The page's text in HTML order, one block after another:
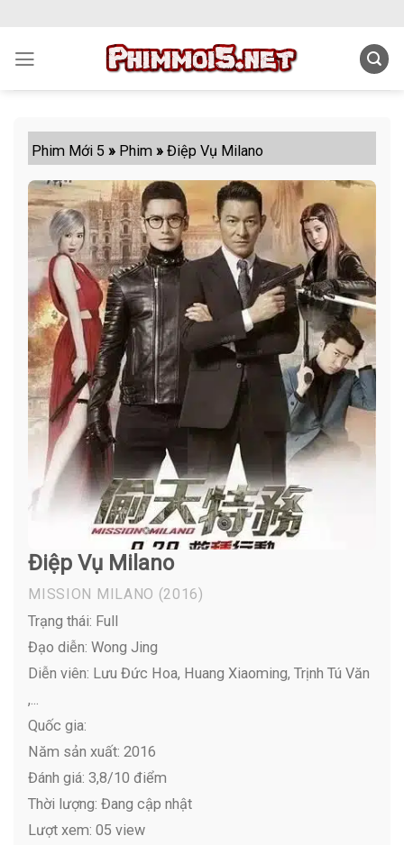
content
Phim Mới 5 » Phim »Điệp Vụ Milano
Điệp Vụ Milano
MISSION MILANO (2016)
Trạng thái: Full
Đạo diễn: Wong Jing
Diễn viên: Lưu Đức Hoa, Huang Xiaoming, Trịnh Tú Văn
,...
Quốc gia:
Năm sản xuất: 2016
Đánh giá: 3,8/10 điểm
Thời lượng: Đang cập nhật
Lượt xem: 05 view